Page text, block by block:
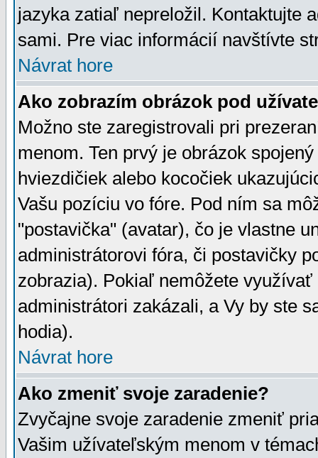
jazyka zatiaľ nepreložil. Kontaktujte
sami. Pre viac informácií navštívte
Návrat hore
Ako zobrazím obrázok pod
Možno ste zaregistrovali pri
menom. Ten prvý je obrázok
hviezdičiek alebo kocočiek
Vašu pozíciu vo fóre. Pod ním sa
"postavička" (avatar), čo je vlastne
administrátorovi fóra, či postavičky
zobrazia). Pokiaľ nemôžete
administrátori zakázali, a Vy by ste
hodia).
Návrat hore
Ako zmeniť svoje zaradenie?
Zvyčajne svoje zaradenie zmeniť
Vašim užívateľským menom v